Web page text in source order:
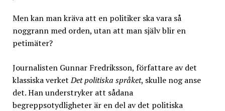
Men kan man kräva att en politiker ska vara så
noggrann med orden, utan att man själv blir en
petimäter?
Journalisten Gunnar Fredriksson, författare av det
klassiska verketDet politiska språket, skulle nog anse
det. Han understryker att sådana
begreppsotydligheter är en del av det politiska